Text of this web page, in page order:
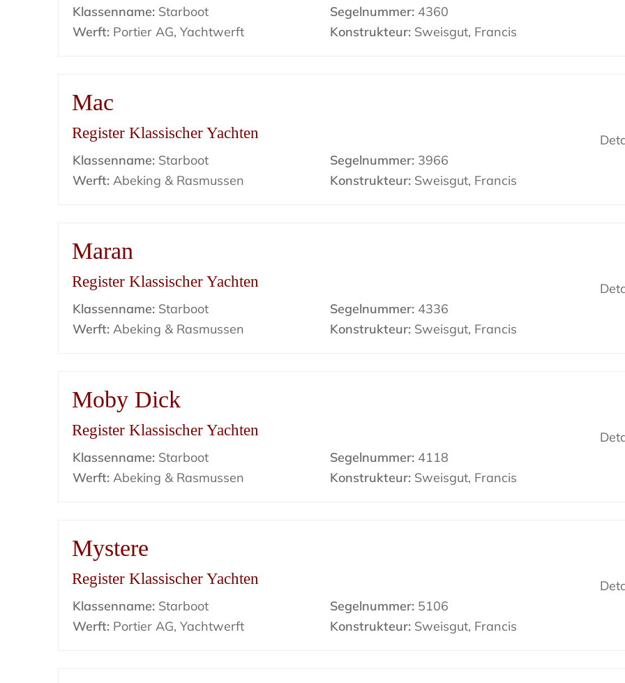
Klassenname: Starboot Segelnummer:4360
Werft: Portier AG, Yachtwerft Konstrukteur:Sweisgut, Francis
Mac
Register Klassischer Yachten
Klassenname: Starboot Segelnummer:3966
Werft: Abeking & Rasmussen Konstrukteur:Sweisgut, Francis
Maran
Register Klassischer Yachten
Klassenname: Starboot Segelnummer:4336
Werft: Abeking & Rasmussen Konstrukteur:Sweisgut, Francis
Moby Dick
Register Klassischer Yachten
Klassenname: Starboot Segelnummer:4118
Werft: Abeking & Rasmussen Konstrukteur:Sweisgut, Francis
Mystere
Register Klassischer Yachten
Klassenname: Starboot Segelnummer:5106
Werft: Portier AG, Yachtwerft Konstrukteur:Sweisgut, Francis